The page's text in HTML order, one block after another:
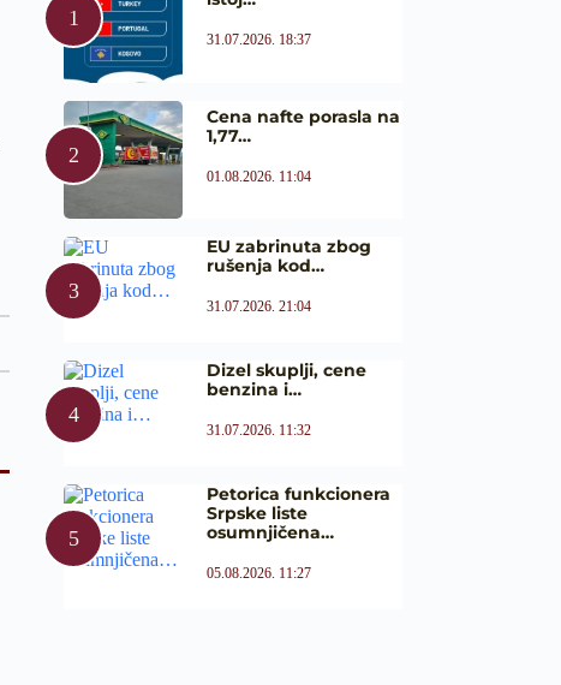
31.07.2026. 18:37
Cena nafte porasla na
1,77…
01.08.2026. 11:04
EU zabrinuta zbog
rušenja kod…
31.07.2026. 21:04
Dizel skuplji, cene
benzina i…
31.07.2026. 11:32
Petorica funkcionera
Srpske liste
osumnjičena…
05.08.2026. 11:27